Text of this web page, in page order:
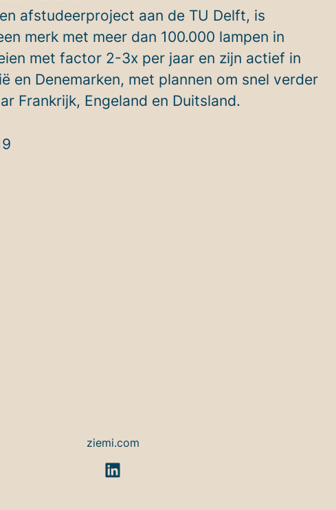
afstudeerproject aan de TU Delft, is
merk met meer dan 100.000 lampen in
met factor 2-3x per jaar en zijn actief in
en Denemarken, met plannen om snel verder
Frankrijk, Engeland en Duitsland.
ziemi.com